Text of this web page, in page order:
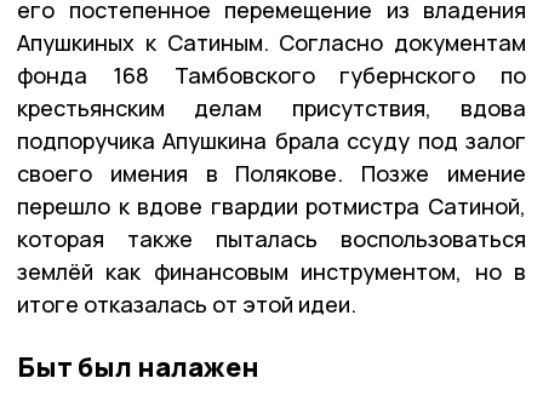
его постепенное перемещение из владения
Апушкиных к Сатиным. Согласно документам
фонда 168 Тамбовского губернского по
крестьянским делам присутствия, вдова
подпоручика Апушкина брала ссуду под залог
своего имения в Полякове. Позже имение
перешло к вдове гвардии ротмистра Сатиной,
которая также пыталась воспользоваться
землёй как финансовым инструментом, но в
итоге отказалась от этой идеи.
Быт был налажен